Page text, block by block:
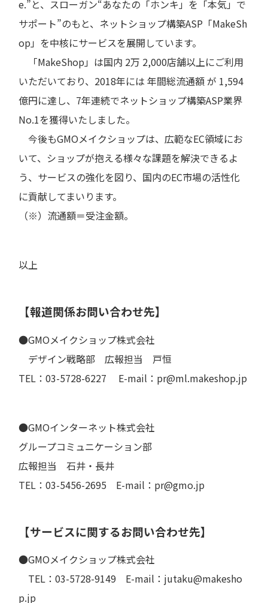
e.”と、スローガン“あなたの「ホンキ」を「本気」で
サポート”のもと、ネットショップ構築ASP「MakeSh
op」を中核にサービスを展開しています。
「MakeShop」は国内 2万 2,000店舗以上にご利用
いただいており、2018年には 年間総流通額 が 1,594
億円に達し、7年連続でネットショップ構築ASP業界
No.1を獲得いたしました。
今後もGMOメイクショップは、広範なEC領域にお
いて、ショップが抱える様々な課題を解決できるよ
う、サービスの強化を図り、国内のEC市場の活性化
に貢献してまいります。
（※）流通額＝受注金額。
以上
【報道関係お問い合わせ先】
●GMOメイクショップ株式会社
デザイン戦略部 広報担当 戸恒
TEL：03-5728-6227 E-mail：pr@ml.makeshop.jp
●GMOインターネット株式会社
グループコミュニケーション部
広報担当 石井・長井
TEL：03-5456-2695 E-mail：pr@gmo.jp
【サービスに関するお問い合わせ先】
●GMOメイクショップ株式会社
TEL：03-5728-9149 E-mail：jutaku@makesho
p.jp